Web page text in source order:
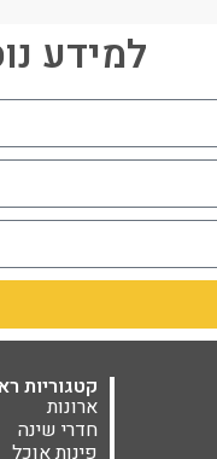
למידע נוסף חייגו
קטגוריות
ארונות
חדרי שינה
פינות אוכל